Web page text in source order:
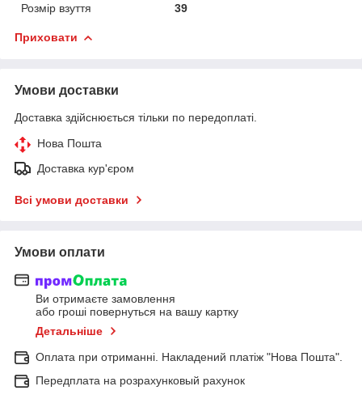
Розмір взуття
39
Приховати
Умови доставки
Доставка здійснюється тільки по передоплаті.
Нова Пошта
Доставка кур'єром
Всі умови доставки
Умови оплати
Ви отримаєте замовлення
або гроші повернуться на вашу картку
Детальніше
Оплата при отриманні. Накладений платіж "Нова Пошта".
Передплата на розрахунковый рахунок